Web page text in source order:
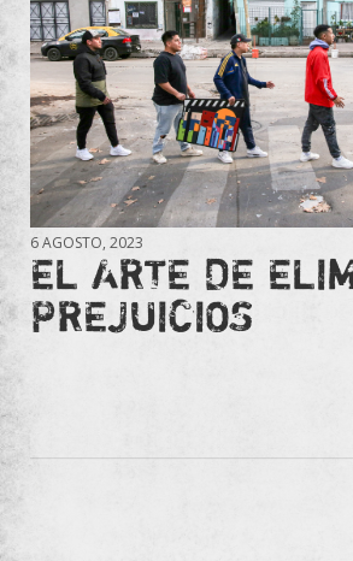
6 AGOSTO, 2023
EL ARTE DE
PREJUICIOS